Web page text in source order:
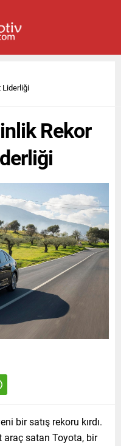
Liderliği
Rekor
bir satış rekoru kırdı.
araç satan Toyota, bir